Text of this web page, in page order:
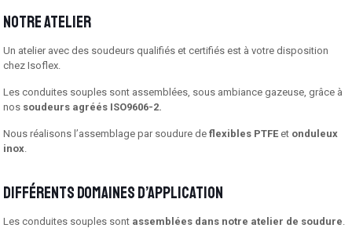
Notre atelier
Un atelier avec des soudeurs qualifiés et certifiés est à votre disposition
chez Isoflex.
Les conduites souples sont assemblées, sous ambiance gazeuse, grâce à
nos soudeurs agréés ISO9606-2.
Nous réalisons l’assemblage par soudure deflexibles PTFE et onduleux
inox.
Différents domaines d’application
Les conduites souples sont assemblées dans notre atelier de soudure.